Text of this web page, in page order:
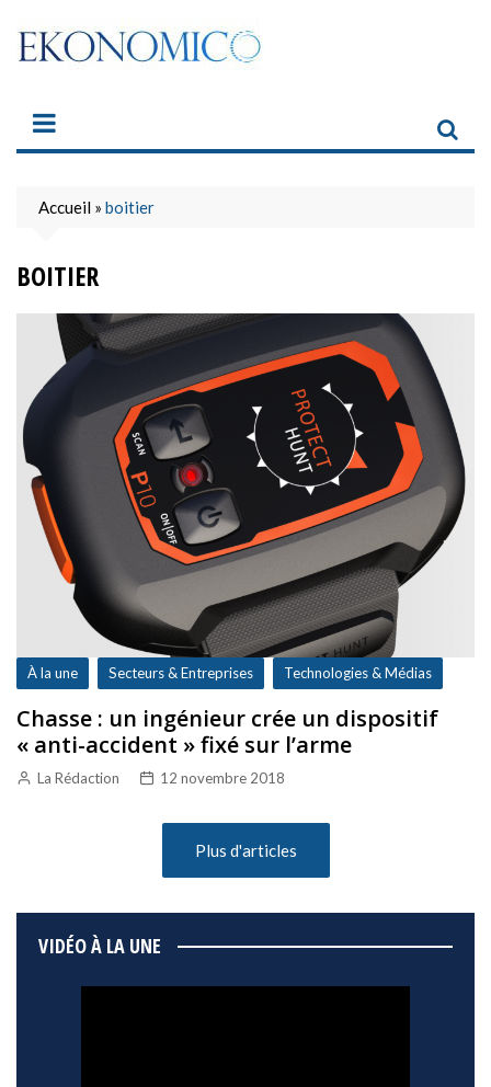
content
Accueil » boitier
BOITIER
À la une Secteurs & Entreprises Technologies & Médias
Chasse : un ingénieur crée un dispositif
« anti-accident » fixé sur l’arme
La Rédaction 12 novembre 2018
Plus d'articles
VIDÉO À LA UNE